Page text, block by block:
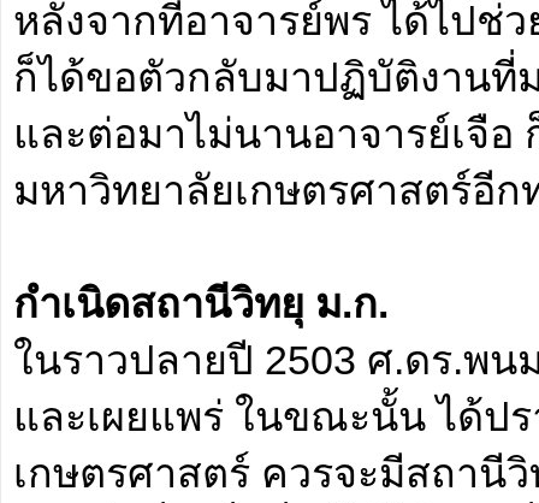
หลังจากที่อาจารย์พร ได้ไปช่
ก็ได้ขอตัวกลับมาปฏิบัติงานที่
และต่อมาไม่นานอาจารย์เจื
มหาวิทยาลัยเกษตรศาสตร์อีก
กำเนิดสถานีวิทยุ ม.ก.
ในราวปลายปี 2503 ศ.ดร.พ
และเผยแพร่ ในขณะนั้น ได้ป
เกษตรศาสตร์ ควรจะมีสถานี